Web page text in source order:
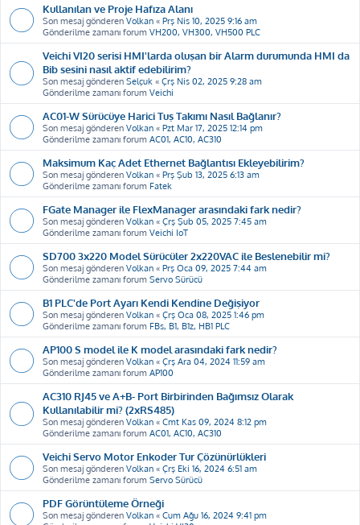
Kullanılan ve Proje Hafıza Alanı
Son mesaj gönderen Volkan « Prş Nis 10, 2025 9:16 am
Gönderilme zamanı forum VH200, VH300, VH500 PLC
Veichi VI20 serisi HMI'larda oluşan bir Alarm durumunda HMI da
Bib sesini nasıl aktif edebilirim?
Son mesaj gönderen Selçuk « Çrş Nis 02, 2025 9:28 am
Gönderilme zamanı forum Veichi
AC01-W Sürücüye Harici Tuş Takımı Nasıl Bağlanır?
Son mesaj gönderen Volkan « Pzt Mar 17, 2025 12:14 pm
Gönderilme zamanı forum AC01, AC10, AC310
Maksimum Kaç Adet Ethernet Bağlantısı Ekleyebilirim?
Son mesaj gönderen Volkan « Prş Şub 13, 2025 6:13 am
Gönderilme zamanı forum Fatek
FGate Manager ile FlexManager arasındaki fark nedir?
Son mesaj gönderen Volkan « Çrş Şub 05, 2025 7:45 am
Gönderilme zamanı forum Veichi IoT
SD700 3x220 Model Sürücüler 2x220VAC ile Beslenebilir mi?
Son mesaj gönderen Volkan « Prş Oca 09, 2025 7:44 am
Gönderilme zamanı forum Servo Sürücü
B1 PLC'de Port Ayarı Kendi Kendine Değişiyor
Son mesaj gönderen Volkan « Çrş Oca 08, 2025 1:46 pm
Gönderilme zamanı forum FBs, B1, B1z, HB1 PLC
AP100 S model ile K model arasındaki fark nedir?
Son mesaj gönderen Volkan « Çrş Ara 04, 2024 11:59 am
Gönderilme zamanı forum AP100
AC310 RJ45 ve A+B- Port Birbirinden Bağımsız Olarak
Kullanılabilir mi? (2xRS485)
Son mesaj gönderen Volkan « Cmt Kas 09, 2024 8:12 pm
Gönderilme zamanı forum AC01, AC10, AC310
Veichi Servo Motor Enkoder Tur Çözünürlükleri
Son mesaj gönderen Volkan « Çrş Eki 16, 2024 6:51 am
Gönderilme zamanı forum Servo Sürücü
PDF Görüntüleme Örneği
Son mesaj gönderen Volkan « Cum Ağu 16, 2024 9:41 pm